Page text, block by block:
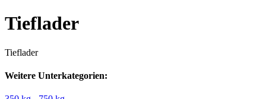
Tieflader
Tieflader
Weitere Unterkategorien: